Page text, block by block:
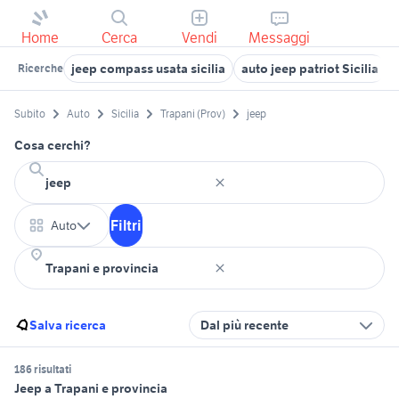
Home Cerca Vendi Messaggi
Ricerche jeep compass usata sicilia auto jeep patriot Sicilia
Subito Auto Sicilia Trapani (Prov) jeep
Cosa cerchi?
Auto Filtri
Salva ricerca Dal più recente
186 risultati
Jeep a Trapani e provincia